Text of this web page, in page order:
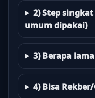
2) Step
umum dipakai)
3) Berapa
4) Bisa Rekber/